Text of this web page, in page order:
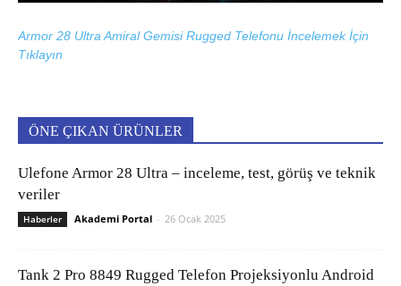
Armor 28 Ultra Amiral Gemisi Rugged Telefonu İncelemek İçin
Tıklayın
ÖNE ÇIKAN ÜRÜNLER
Ulefone Armor 28 Ultra – inceleme, test, görüş ve teknik
veriler
Haberler Akademi Portal - 26 Ocak 2025
Tank 2 Pro 8849 Rugged Telefon Projeksiyonlu Android